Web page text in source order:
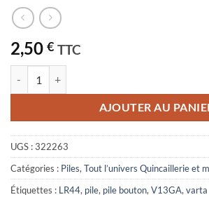
2,50 € TTC
AJOUTER AU
UGS :322263
Catégories : Piles,Tout l’univers Quincaillerie et
Étiquettes : LR44, pile, pile bouton,V13GA,varta